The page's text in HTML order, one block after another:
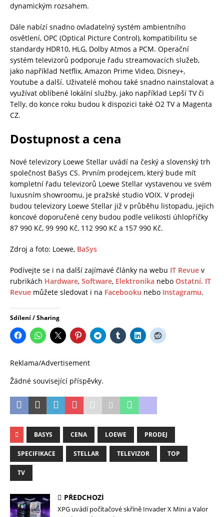
dynamickým rozsahem.
Dále nabízí snadno ovladatelný systém ambientního
osvětlení, OPC (Optical Picture Control), kompatibilitu se
standardy HDR10, HLG, Dolby Atmos a PCM. Operační
systém televizorů podporuje řadu streamovacích služeb,
jako například Netflix, Amazon Prime Video, Disney+,
Youtube a další. Uživatelé mohou také snadno nainstalovat a
využívat oblíbené lokální služby, jako například Lepší TV či
Telly, do konce roku budou k dispozici také O2 TV a Magenta
CZ.
Dostupnost a cena
Nové televizory Loewe Stellar uvádí na český a slovenský trh
společnost BaSys CS. Prvním prodejcem, který bude mít
kompletní řadu televizorů Loewe Stellar vystavenou ve svém
luxusním showroomu, je pražské studio VOIX. V prodeji
budou televizory Loewe Stellar již v průběhu listopadu, jejich
koncové doporučené ceny budou podle velikosti úhlopříčky
87 990 Kč, 99 990 Kč, 112 990 Kč a 157 990 Kč.
Zdroj a foto: Loewe, BaSys
Podívejte se i na další zajímavé články na webu IT Revue v
rubrikách Hardware, Software, Elektronika nebo Ostatní. IT
Revue můžete sledovat i na Facebooku nebo Instagramu.
Sdílení / Sharing
Reklama/Advertisement
Žádné související příspěvky.
BASYS CENA LOEWE PRODEJ
SPECIFIKACE STELLAR TELEVIZOR TOP
TV
PŘEDCHOZÍ
XPG uvádí počítačové skříně Invader X Mini a Valor